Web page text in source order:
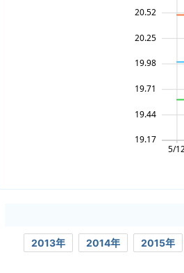
2013年 2014年 2015年